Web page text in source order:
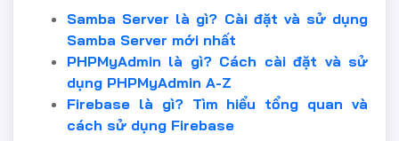
Samba Server là gì? Cài đặt và sử dụng
Samba Server mới nhất
PHPMyAdmin là gì? Cách cài đặt và sử
dụng PHPMyAdmin A-Z
Firebase là gì? Tìm hiểu tổng quan và
cách sử dụng Firebase